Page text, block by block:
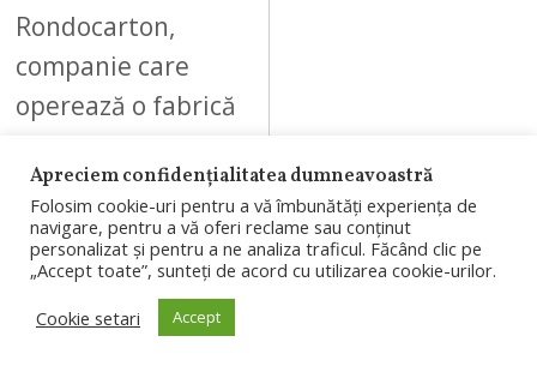
Rondocarton,
companie care
operează o fabrică
investește 7
milioane de euro
în prima etapă a
unui sistem de
automatizare a…
Apreciem confidențialitatea dumneavoastră
Folosim cookie-uri pentru a vă îmbunătăți experiența de
navigare, pentru a vă oferi reclame sau conținut
personalizat și pentru a ne analiza traficul. Făcând clic pe
„Accept toate”, sunteți de acord cu utilizarea cookie-urilor.
Cookie setari
Accept